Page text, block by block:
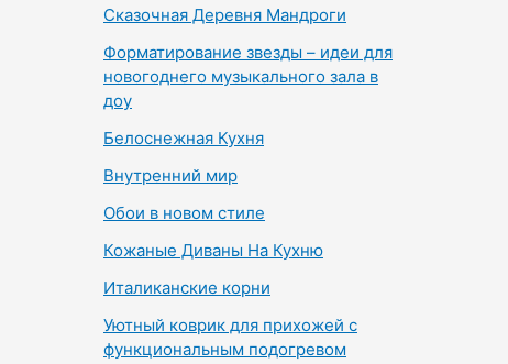
Сказочная Деревня Мандроги
Форматирование звезды – идеи для
новогоднего музыкального зала в
доу
Белоснежная Кухня
Внутренний мир
Обои в новом стиле
Кожаные Диваны На Кухню
Италиканские корни
Уютный коврик для прихожей с
функциональным подогревом